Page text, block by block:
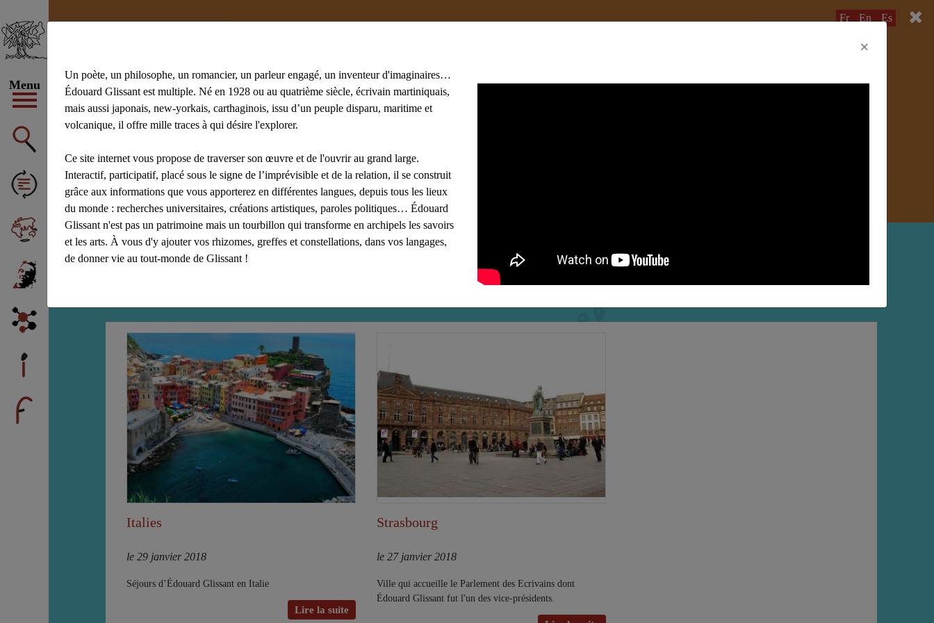
Menu
Fr En Es
#achiery #acoma
Afficher tous les mots clés
Italies
le 29 janvier 2018
Séjours d’Édouard Glissant en Italie
Lire la suite
Strasbourg
le 27 janvier 2018
Ville qui accueille le Parlement des Ecrivains dont
Édouard Glissant fut l'un des vice-présidents.
×
Un poète, un philosophe, un romancier, un parleur engagé, un inventeur d'imaginaires…
Édouard Glissant est multiple. Né en 1928 ou au quatrième siècle, écrivain martiniquais,
mais aussi japonais, new-yorkais, carthaginois, issu d’un peuple disparu, maritime et
volcanique, il offre mille traces à qui désire l'explorer.
Ce site internet vous propose de traverser son œuvre et de l'ouvrir au grand large.
Interactif, participatif, placé sous le signe de l’imprévisible et de la relation, il se construit
grâce aux informations que vous apporterez en différentes langues, depuis tous les lieux
du monde : recherches universitaires, créations artistiques, paroles politiques… Édouard
Glissant n'est pas un patrimoine mais un tourbillon qui transforme en archipels les savoirs
et les arts. À vous d'y ajouter vos rhizomes, greffes et constellations, dans vos langages,
de donner vie au tout-monde de Glissant !